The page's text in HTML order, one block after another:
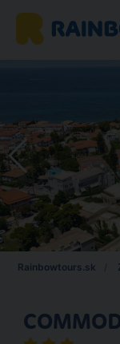
Rainbowtours.sk